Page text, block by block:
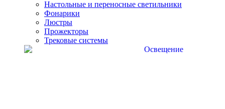
Настольные и переносные светильники
Фонарики
Люстры
Прожекторы
Трековые системы